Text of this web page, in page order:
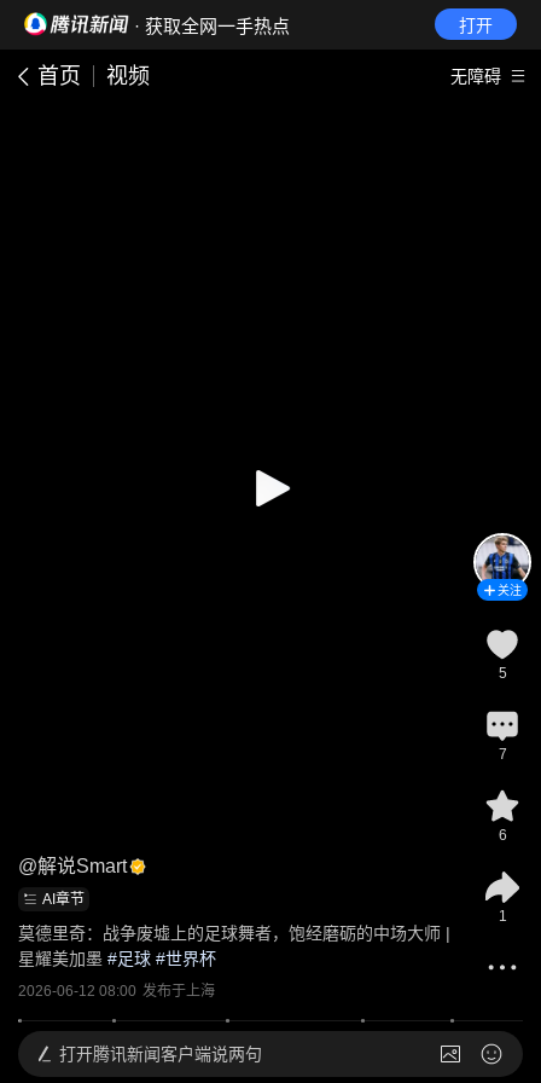
· 获取全网一手热点 打开
首页 视频 无障碍
@解说Smart
AI章节
莫德里奇：战争废墟上的足球舞者，饱经磨砺的中场大师 |
星耀美加墨 #足球 #世界杯
2026-06-12 08:00 发布于上海
关注
5
7
6
1
打开腾讯新闻客户端说两句